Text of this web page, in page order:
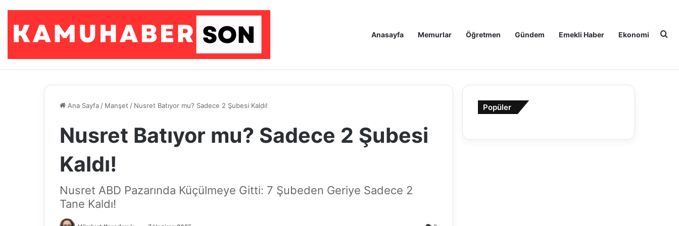
Anasayfa Memurlar Öğretmen Gündem Emekli Haber Ekonomi
Ana Sayfa / Manşet / Nusret Batıyor mu? Sadece 2 Şubesi Kaldı!
Nusret Batıyor mu? Sadece 2 Şubesi
Kaldı!
Nusret ABD Pazarında Küçülmeye Gitti: 7 Şubeden Geriye Sadece 2
Tane Kaldı!
Popüler